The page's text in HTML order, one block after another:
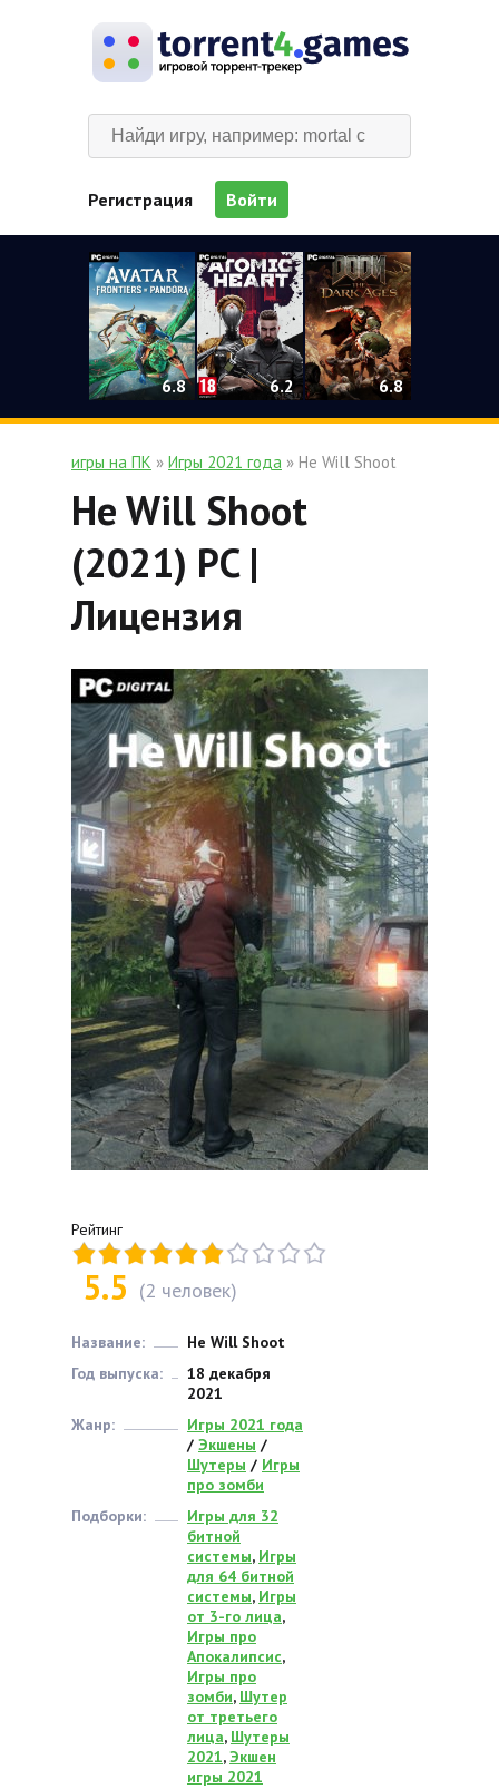
Регистрация Войти
6.8 6.2 6.8
игры на ПК » Игры 2021 года » He Will Shoot
He Will Shoot
(2021) PC |
Лицензия
Рейтинг
5.5 (2 человек)
Название:
He Will Shoot
Год выпуска:
18 декабря
2021
Жанр:
Игры 2021 года
/ Экшены /
Шутеры / Игры
про зомби
Подборки:
Игры для 32
битной
системы, Игры
для 64 битной
системы, Игры
от 3-го лица,
Игры про
Апокалипсис,
Игры про
зомби, Шутер
от третьего
лица, Шутеры
2021,Экшен
игры 2021